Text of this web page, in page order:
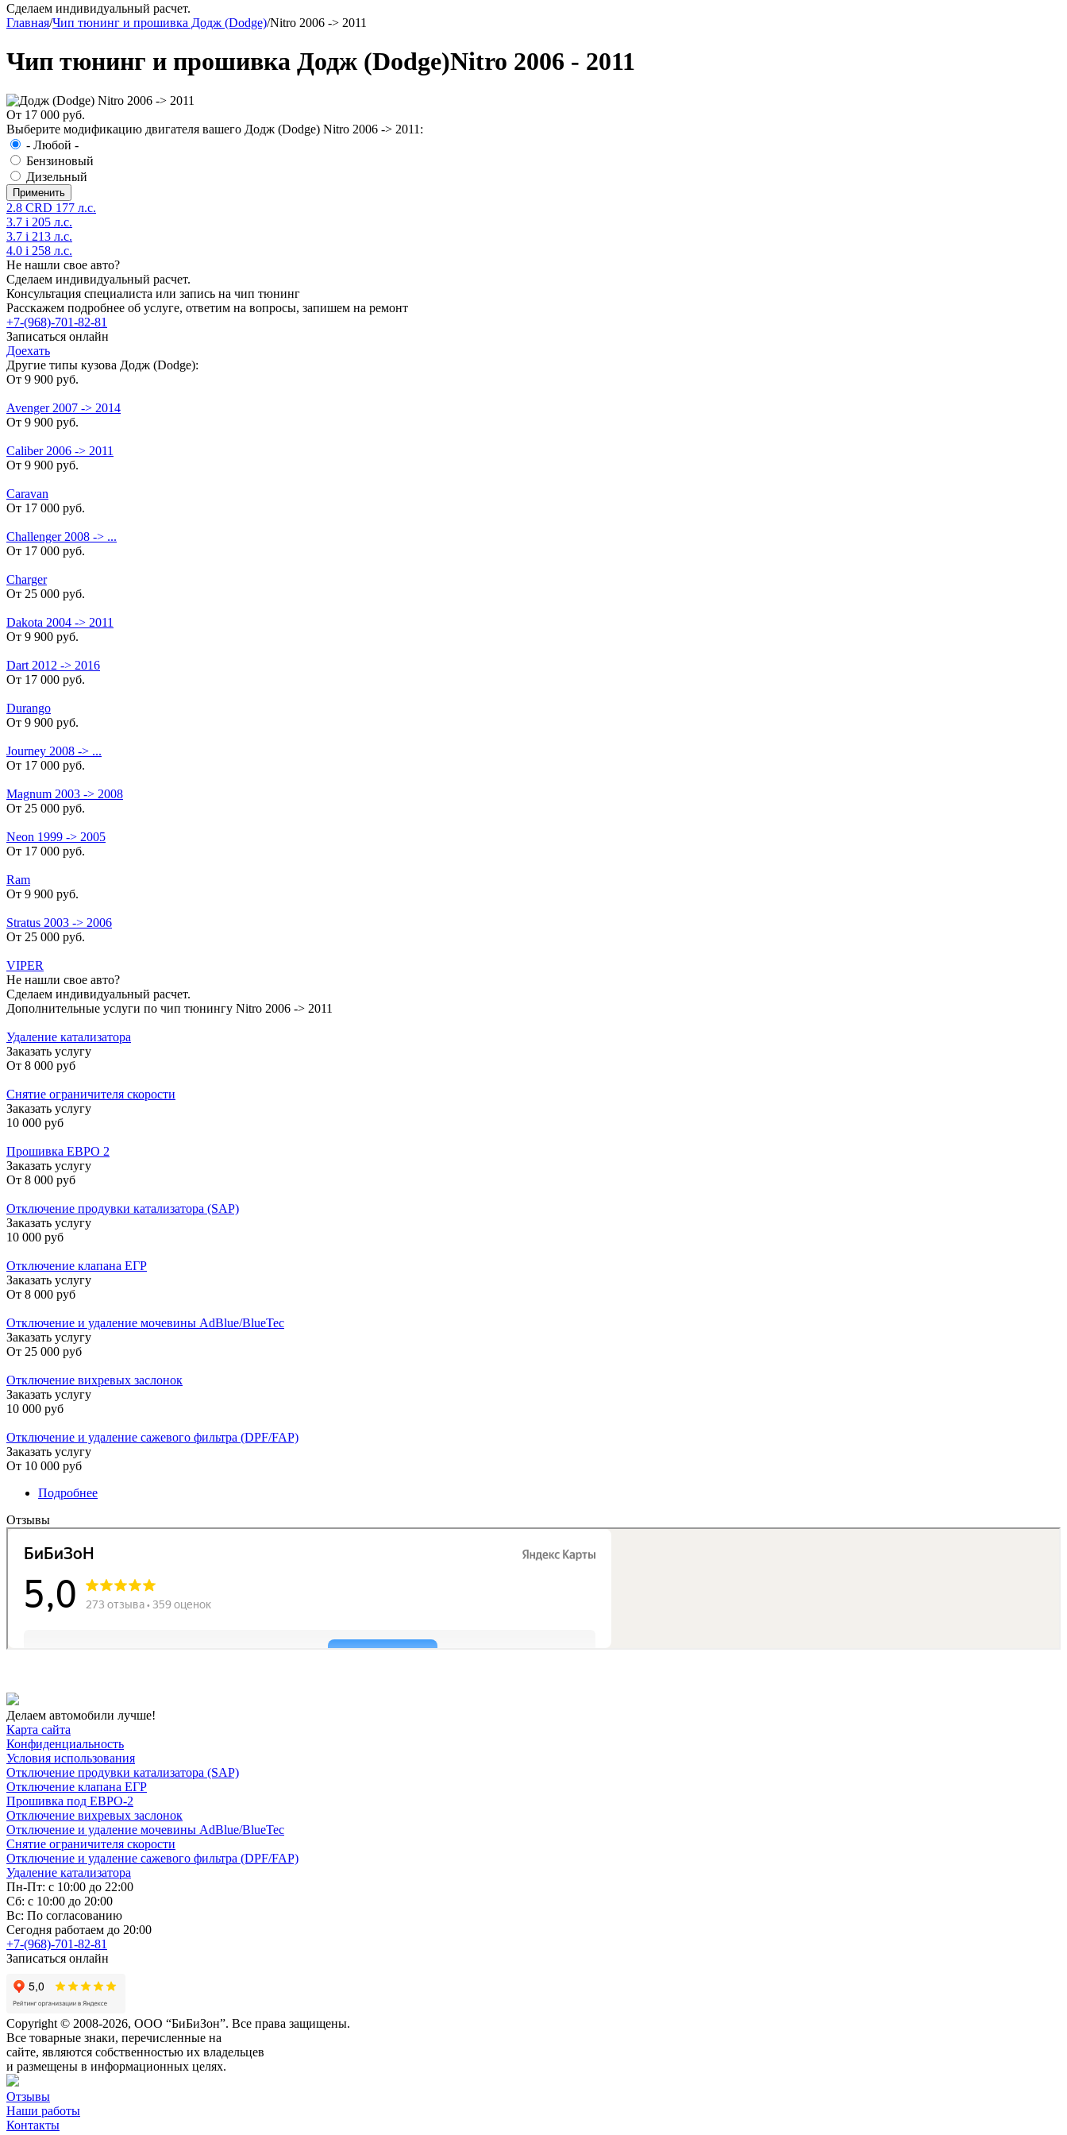
Сделаем индивидуальный расчет.
Главная/Чип тюнинг и прошивка Додж (Dodge)/Nitro 2006 -> 2011
Чип тюнинг и прошивка Додж (Dodge)Nitro 2006 - 2011
От 17 000 руб.
Выберите модификацию двигателя вашего Додж (Dodge) Nitro 2006 -> 2011:
- Любой -
Бензиновый
Дизельный
2.8 CRD 177 л.с.
3.7 i 205 л.с.
3.7 i 213 л.с.
4.0 i 258 л.с.
Не нашли свое авто?
Сделаем индивидуальный расчет.
Консультация специалиста или запись на чип тюнинг
Расскажем подробнее об услуге, ответим на вопросы, запишем на ремонт
+7-(968)-701-82-81
Записаться онлайн
Доехать
Другие типы кузова Додж (Dodge):
От 9 900 руб.
Avenger 2007 -> 2014
От 9 900 руб.
Caliber 2006 -> 2011
От 9 900 руб.
Caravan
От 17 000 руб.
Challenger 2008 -> ...
От 17 000 руб.
Charger
От 25 000 руб.
Dakota 2004 -> 2011
От 9 900 руб.
Dart 2012 -> 2016
От 17 000 руб.
Durango
От 9 900 руб.
Journey 2008 -> ...
От 17 000 руб.
Magnum 2003 -> 2008
От 25 000 руб.
Neon 1999 -> 2005
От 17 000 руб.
Ram
От 9 900 руб.
Stratus 2003 -> 2006
От 25 000 руб.
VIPER
Не нашли свое авто?
Сделаем индивидуальный расчет.
Дополнительные услуги по чип тюнингу Nitro 2006 -> 2011
Удаление катализатора
Заказать услугу
От 8 000 руб
Снятие ограничителя скорости
Заказать услугу
10 000 руб
Прошивка ЕВРО 2
Заказать услугу
От 8 000 руб
Отключение продувки катализатора (SAP)
Заказать услугу
10 000 руб
Отключение клапана ЕГР
Заказать услугу
От 8 000 руб
Отключение и удаление мочевины AdBlue/BlueTec
Заказать услугу
От 25 000 руб
Отключение вихревых заслонок
Заказать услугу
10 000 руб
Отключение и удаление сажевого фильтра (DPF/FAP)
Заказать услугу
От 10 000 руб
Подробнее
Отзывы
Делаем автомобили лучше!
Карта сайта
Конфиденциальность
Условия использования
Отключение продувки катализатора (SAP)
Отключение клапана ЕГР
Прошивка под ЕВРО-2
Отключение вихревых заслонок
Отключение и удаление мочевины AdBlue/BlueTec
Снятие ограничителя скорости
Отключение и удаление сажевого фильтра (DPF/FAP)
Удаление катализатора
Пн-Пт: с 10:00 до 22:00
Сб: с 10:00 до 20:00
Вс: По согласованию
Сегодня работаем до 20:00
+7-(968)-701-82-81
Записаться онлайн
Copyright © 2008-2026, ООО “БиБиЗон”. Все права защищены.
Все товарные знаки, перечисленные на
сайте, являются собственностью их владельцев
и размещены в информационных целях.
Отзывы
Наши работы
Контакты